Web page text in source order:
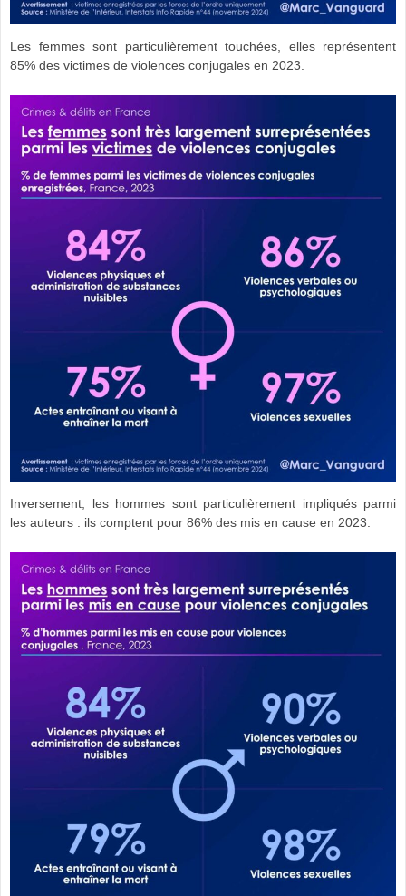
Les femmes sont particulièrement touchées, elles représentent
85% des victimes de violences conjugales en 2023.
Inversement, les hommes sont particulièrement impliqués parmi
les auteurs : ils comptent pour 86% des mis en cause en 2023.